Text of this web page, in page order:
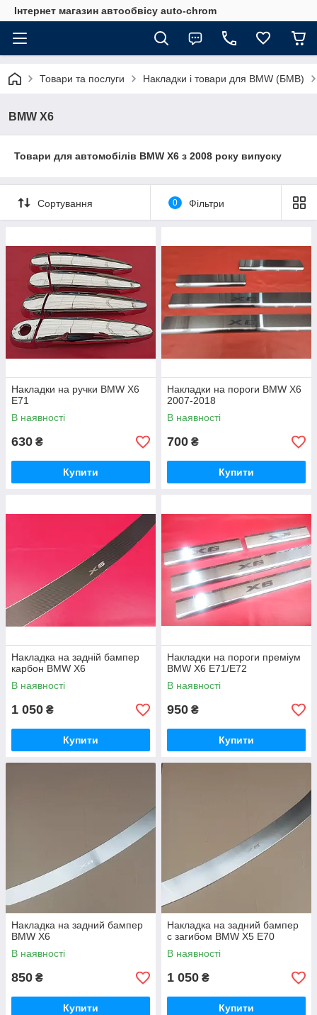
Інтернет магазин автообвісу auto-chrom
Товари та послуги Накладки і товари для BMW (БМВ)
BMW X6
Товари для автомобілів BMW X6 з 2008 року випуску
Сортування 0 Фільтри
Накладки на ручки BMW X6
E71
В наявності
630 ₴
Купити
Накладки на пороги BMW X6
2007-2018
В наявності
700 ₴
Купити
Накладка на задній бампер
карбон BMW X6
В наявності
1 050 ₴
Купити
Накладки на пороги преміум
BMW X6 E71/E72
В наявності
950 ₴
Купити
Накладка на задний бампер
BMW X6
В наявності
850 ₴
Купити
Накладка на задний бампер
с загибом BMW X5 E70
В наявності
1 050 ₴
Купити